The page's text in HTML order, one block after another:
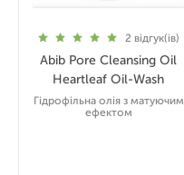
2 відгук(ів)
Abib Pore Cleansing Oil
Heartleaf Oil-Wash
Гідрофільна олія з матуючим
ефектом